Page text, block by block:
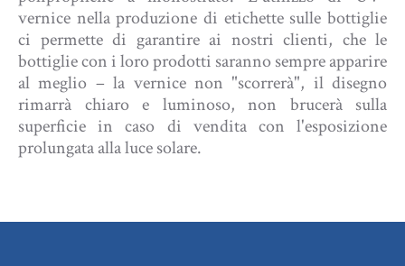
vernice nella produzione di etichette sulle bottiglie
ci permette di garantire ai nostri clienti, che le
bottiglie con i loro prodotti saranno sempre apparire
al meglio – la vernice non "scorrerà", il disegno
rimarrà chiaro e luminoso, non brucerà sulla
superficie in caso di vendita con l'esposizione
prolungata alla luce solare.